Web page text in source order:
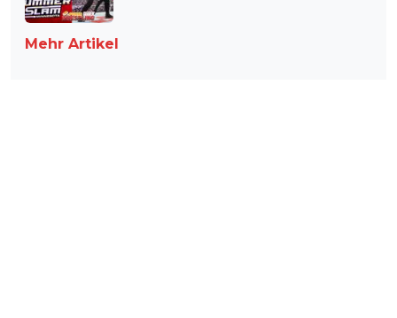
Mehr Artikel